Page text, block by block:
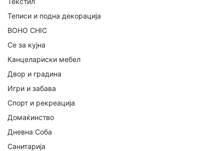
Теписи и подна декорација
BOHO CHIC
Се за кујна
Канцелариски мебел
Двор и градина
Игри и забава
Спорт и рекреација
Домаќинство
Дневна Соба
Санитарија